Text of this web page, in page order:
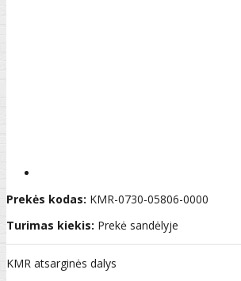
Prekės kodas: KMR-0730-05806-0000
Turimas kiekis: Prekė sandėlyje
KMR atsarginės dalys